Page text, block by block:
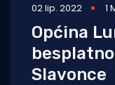
02 lip. 2022 1
Općina
Slavonce